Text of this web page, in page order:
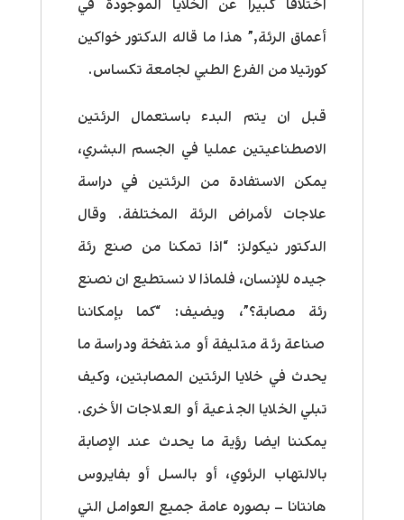
اختلافا كبيراً عن الخلايا الموجودة في
أعماق الرئة,” هذا ما قاله الدكتور خواكين
كورتيلا من الفرع الطبي لجامعة تكساس.
قبل ان يتم البدء باستعمال الرئتين
الاصطناعيتين عمليا في الجسم البشري،
يمكن الاستفادة من الرئتين في دراسة
علاجات لأمراض الرئة المختلفة. وقال
الدكتور نيكولز: “اذا تمكنا من صنع رئة
جيده للإنسان، فلماذا لا نستطيع ان نصنع
رئة مصابة؟”، ويضيف: “كما بإمكاننا
صناعة رئة متليفة أو منتفخة ودراسة ما
يحدث في خلايا الرئتين المصابتين، وكيف
تبلي الخلايا الجذعية أو العلاجات الأخرى.
يمكننا ايضا رؤية ما يحدث عند الإصابة
بالالتهاب الرئوي، أو بالسل أو بفايروس
هانتانا – بصوره عامة جميع العوامل التي